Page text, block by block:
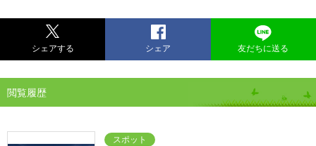
シェアする シェア 友だちに送る
閲覧履歴